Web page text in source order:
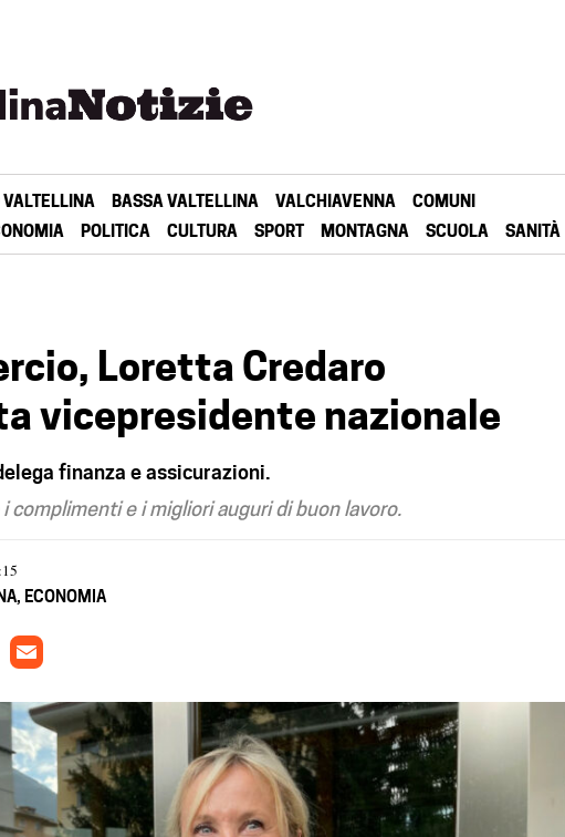
VALTELLINA BASSA VALTELLINA VALCHIAVENNA
COMUNI
POLITICA CULTURA SPORT MONTAGNA SCUOLA SANITÀ
Loretta Credaro
vicepresidente nazionale
finanza e assicurazioni.
complimenti e i migliori auguri di buon lavoro.
, ECONOMIA
l
e
a
i
l